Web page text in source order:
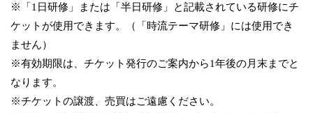
※「1日研修」または「半日研修」と記載されている研修にチ
ケットが使用できます。（「時流テーマ研修」には使用でき
ません）
※有効期限は、チケット発行のご案内から1年後の月末までと
なります。
※チケットの譲渡、売買はご遠慮ください。